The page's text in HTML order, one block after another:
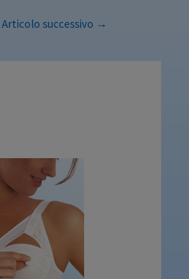
Articolo successivo →